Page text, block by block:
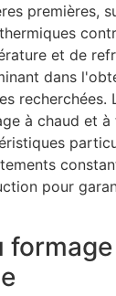
premières,
et de
dans
recherchées.
à chaud et
pour